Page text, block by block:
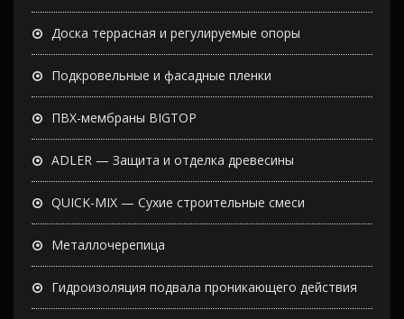
Доска террасная и регулируемые опоры
Подкровельные и фасадные пленки
ПВХ-мембраны BIGTOP
ADLER — Защита и отделка древесины
QUICK-MIX — Сухие строительные смеси
Металлочерепица
Гидроизоляция подвала проникающего действия